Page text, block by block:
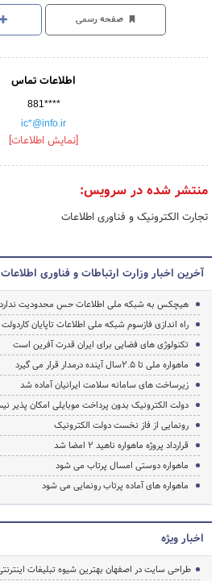
صفحه رسمی
اطلاعات تماس
881****
ic*@info.ir
[نمایش اطلاعات]
منتشر شده در سرویس:
تجارت الکترونیک و فناوری اطلاعات
آخرین اخبار وزارت ارتباطات و فناوری اطلاعات
هیچکس به شبکه ملی اطلاعات حس محدودیت ندارد
راه اندازی فازسوم شبکه ملی اطلاعات تاپایان کاردولت
تکنولوژی های فضایی برای ایران قدرت آفرین است
ماهواره ملی تا 2.5سال آینده درمدار قرار می گیرد
زیرساخت های سامانه سلامت ایرانیان آماده شد
دولت الکترونیک بدون پرداخت موبایلی امکان پذیر
رونمایی از فاز نخست دولت الکترونیک
قرارداد پروژه ماهواره ناهید 2 امضا شد
ماهواره دوستی امسال پرتاب می شود
ماهواره های آماده پرتاب رونمایی می شود
اخبار ویژه
طراحی سایت در اصفهان بهترین شیوه تبلیغات